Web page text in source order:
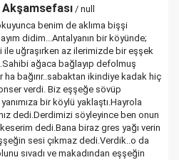
/ null
benim de aklıma bişşi
didim...Antalyanın bir köyünde;
ile uğraşırken az ilerimizde bir eşşek
ağaca bağlayıp defolmuş
ha bağırır..sabaktan ikindiye kadak hiç
verdi. Biz eşşeğe sövüp
bir köylü yaklaştı.Hayrola
dedi.Derdimizi söyleyince ben onun
dedi.Bana biraz gres yağı verin
sesi çıkmaz dedi.Verdik..o da
sıvadı ve makadından eşşeğin